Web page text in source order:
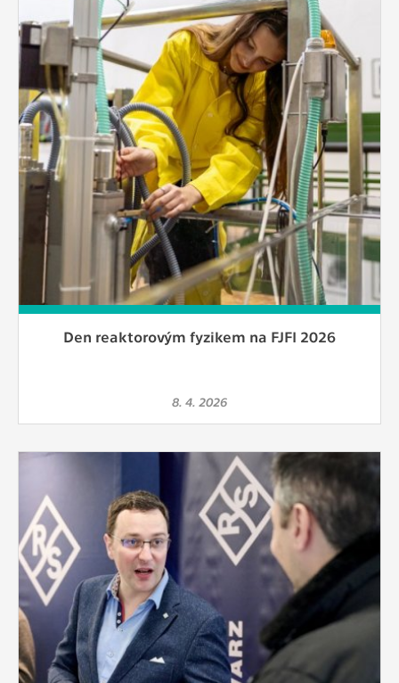
Den reaktorovým fyzikem na FJFI 2026
8. 4. 2026